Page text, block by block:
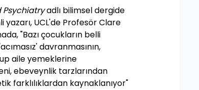
Psychiatryadlı bilimsel dergide
yazarı, UCL'de Profesör Clare
"Bazı çocukların belli
davranmasının,
aile yemeklerine
ebeveynlik tarzlarından
farklılıklardan kaynaklanıyor"